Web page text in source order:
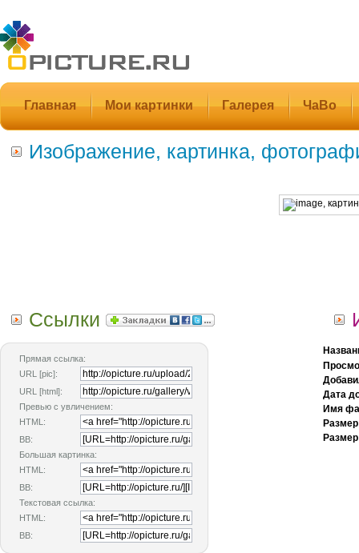
Главная Мои картинки Галерея ЧаВо
Изображение, картинка,
Ссылки
Прямая ссылка:
URL [pic]:
URL [html]:
Превью с увличением:
HTML:
BB:
Большая картинка:
HTML:
BB:
Текстовая ссылка:
HTML:
BB:
Дата
Имя